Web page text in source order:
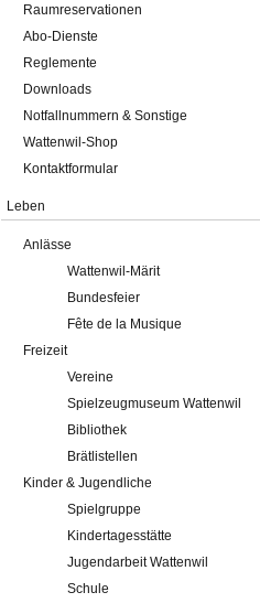
Raumreservationen
Abo-Dienste
Reglemente
Downloads
Notfallnummern & Sonstige
Wattenwil-Shop
Kontaktformular
Leben
Anlässe
Wattenwil-Märit
Bundesfeier
Fête de la Musique
Freizeit
Vereine
Spielzeugmuseum Wattenwil
Bibliothek
Brätlistellen
Kinder & Jugendliche
Spielgruppe
Kindertagesstätte
Jugendarbeit Wattenwil
Schule